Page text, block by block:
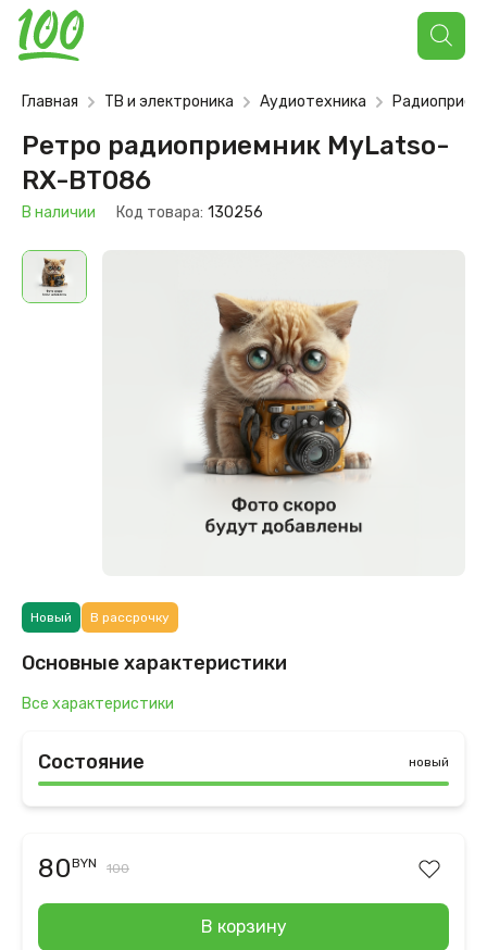
Поиск
товаров
Главная ТВ и электроника Аудиотехника
Ретро радиоприемник MyLatso-
RX-BT086
В наличии Код товара: 130256
Новый В рассрочку
Основные характеристики
Все характеристики
Состояние новый
80BYN 100
В корзину